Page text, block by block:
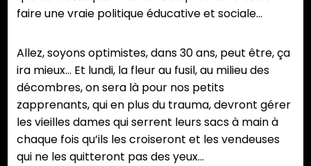
faire une vraie politique éducative et sociale…
Allez, soyons optimistes, dans 30 ans, peut être, ça
ira mieux… Et lundi, la fleur au fusil, au milieu des
décombres, on sera là pour nos petits
zapprenants, qui en plus du trauma, devront gérer
les vieilles dames qui serrent leurs sacs à main à
chaque fois qu’ils les croiseront et les vendeuses
qui ne les quitteront pas des yeux…